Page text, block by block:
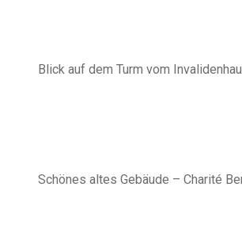
Blick auf dem Turm vom
Schönes altes Gebäude – Charité